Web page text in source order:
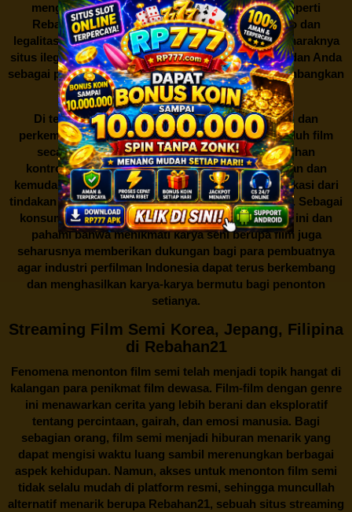
mengunduh film secara gratis dari situs-situs seperti
Rebahan21 juga berarti berurusan dengan risiko dan
legalitas. Seperti yang telah dibahas sebelumnya, maraknya
situs ilegal semacam ini menimbulkan kontroversi, dan Anda
sebagai pengguna juga perlu bijak dalam mempertimbangkan
akibat dari tindakan tersebut.
Di tengah dinamika persaingan industri hiburan dan
perkembangan teknologi, menonton dan mengunduh film
secara gratis diRebahan21menjadi sebuah pilihan
kontroversial. Meskipun menawarkan kenyamanan dan
kemudahan akses, kita juga harus memahami implikasi dari
tindakan ini terhadap para pelaku industri perfilman. Sebagai
konsumen, bijaklah dalam menggunakan platform ini dan
pahami bahwa menikmati karya seni berupa film juga
seharusnya memberikan dukungan bagi para pembuatnya
agar industri perfilman Indonesia dapat terus berkembang
dan menghasilkan karya-karya bermutu bagi penonton
setianya.
Streaming Film Semi Korea, Jepang, Filipina
di Rebahan21
Fenomena menonton film semi telah menjadi topik hangat di
kalangan para penikmat film dewasa. Film-film dengan genre
ini menawarkan cerita yang lebih berani dan eksploratif
tentang percintaan, gairah, dan emosi manusia. Bagi
sebagian orang, film semi menjadi hiburan menarik yang
dapat mengisi waktu luang sambil merenungkan berbagai
aspek kehidupan. Namun, akses untuk menonton film semi
tidak selalu mudah di platform resmi, sehingga muncullah
alternatif menarik berupa Rebahan21, sebuah situs streaming